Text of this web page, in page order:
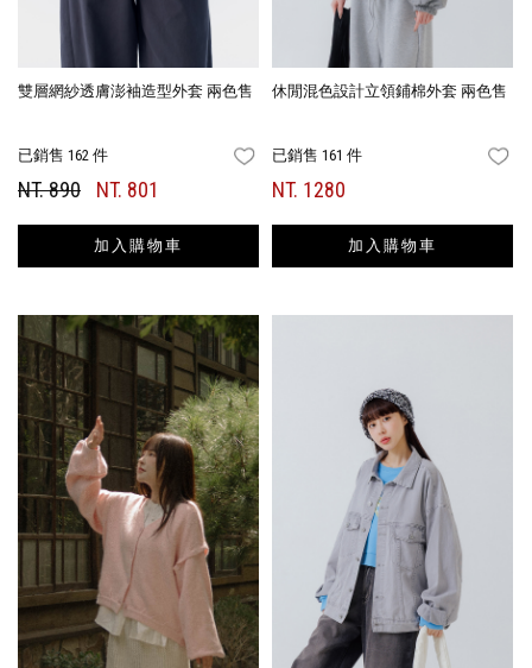
雙層網紗透膚澎袖造型外套 兩色售
已銷售 162 件 FAVORITES
NT. 890 NT. 801
加入購物車
休閒混色設計立領鋪棉外套 兩色售
已銷售 161 件
NT. 1280
加入購物車